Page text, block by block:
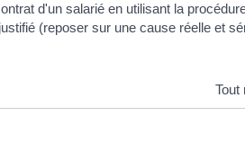
d'un salarié en utilisant la
(reposer sur une cause réelle et
Tout